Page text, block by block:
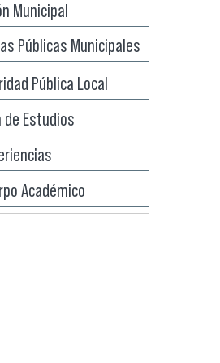
Municipal
Públicas Municipales
Pública Local
de Estudios
Académico